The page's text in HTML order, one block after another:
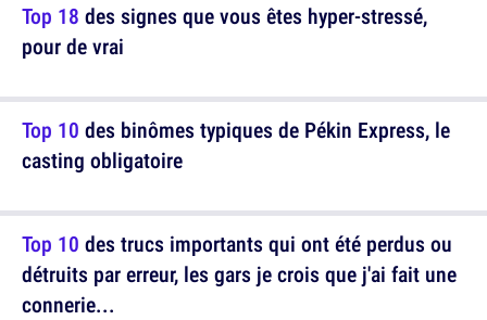
Top 10 des binômes typiques de Pékin Express, le
casting obligatoire
Top 18 des signes que vous êtes hyper-stressé,
pour de vrai
Top 10 des trucs importants qui ont été perdus ou
détruits par erreur, les gars je crois que j'ai fait une
connerie...